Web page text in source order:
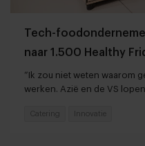
Tech-
naar 1.500 Healthy
“Ik zou niet weten waarom
werken. Azië en de VS
Catering Innovatie